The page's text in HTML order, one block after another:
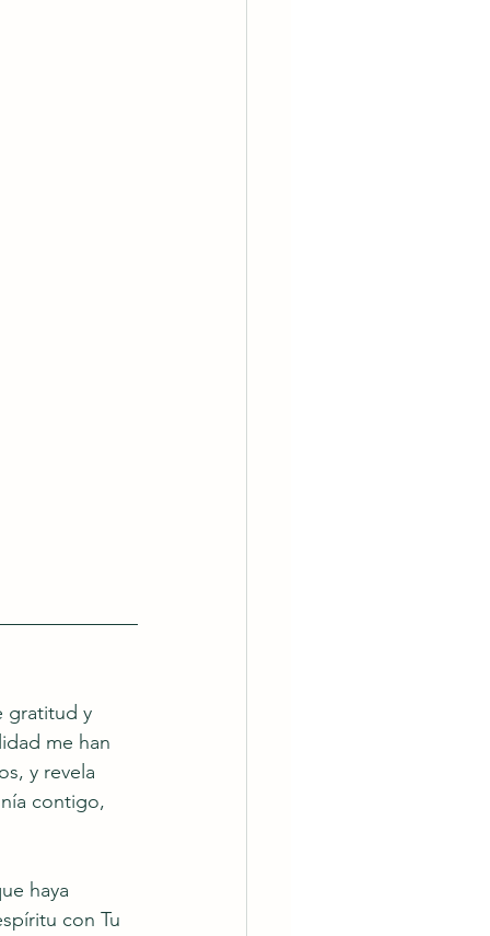
gratitud y
me han
y revela
contigo,
haya
con Tu